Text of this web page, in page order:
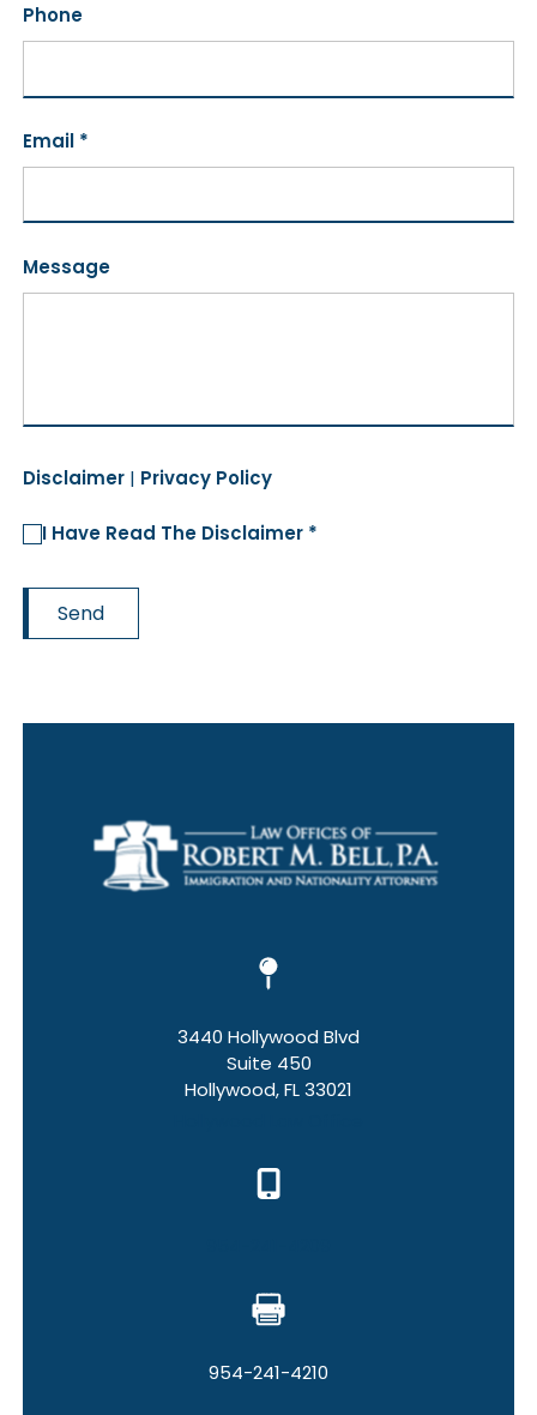
Phone
Email *
Message
Disclaimer | Privacy Policy
I Have Read The Disclaimer *
Send
3440 Hollywood Blvd
Suite 450
Hollywood, FL 33021
954-241-4210